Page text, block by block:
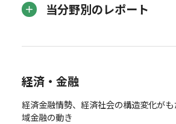
当分野別のレポート
経済・金融
経済金融情勢、経済社会の構造変化が
域金融の動き